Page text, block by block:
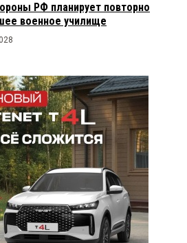
РФ планирует повторно
военное училище